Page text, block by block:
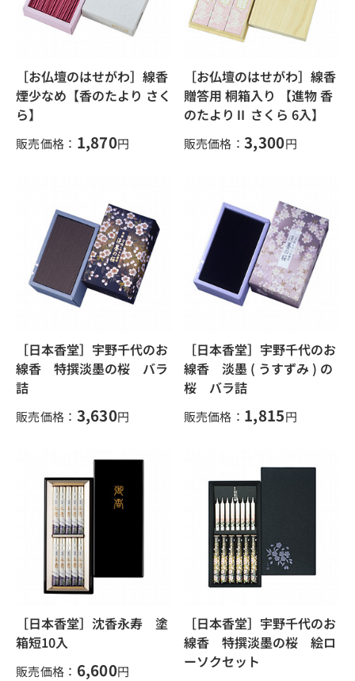
［お仏壇のはせがわ］線香
煙少なめ【香のたより さく
ら】
販売価格： 1,870円
［お仏壇のはせがわ］線香
贈答用 桐箱入り 【進物 香
のたよりⅡ さくら 6入】
販売価格： 3,300円
［日本香堂］宇野千代のお
線香 特撰淡墨の桜 バラ
詰
販売価格： 3,630円
［日本香堂］宇野千代のお
線香 淡墨 ( うすずみ ) の
桜 バラ詰
販売価格： 1,815円
［日本香堂］沈香永寿 塗
箱短10入
販売価格： 6,600円
［日本香堂］宇野千代のお
線香 特撰淡墨の桜 絵ロ
ーソクセット